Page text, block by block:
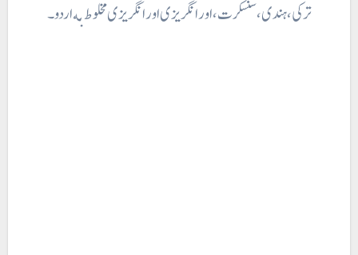
ترکی ، ہندی، سنسکرت ، اور انگریزی اور انگریزی مخلوط به اردو۔